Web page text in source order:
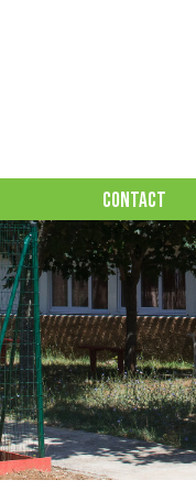
CONTACT